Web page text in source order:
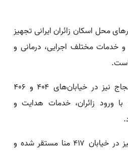
محل اسکان زائران ایرانی تجهیز
خدمات مختلف اجرایی، درمانی و
است.
نیروهای واحد راهنمایی حجاج نیز در خیابان‌های ۴۰۴ و ۴۰۶
ورود زائران، خدمات هدایت و
مرکز پزشکی حج و زیارت نیز در خیابان ۴۱۷ منا مستقر شده و